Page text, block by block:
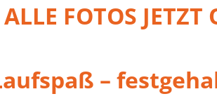
ALLE FOTOS JETZT
–